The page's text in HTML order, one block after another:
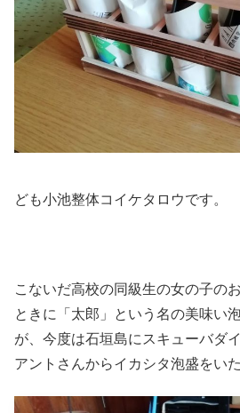
ども小池整体コイケタロウです。
こないだ高校の同級生の女の子の
ときに「太郎」という名の美味い
が、今度は石垣島にスキューバダ
アントさんからイカシタ泡盛をい